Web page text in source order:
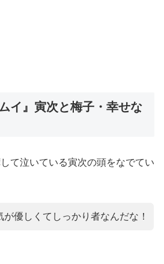
イ』寅次と梅子・幸せな
て泣いている寅次の頭をなでてい
が優しくてしっかり者なんだな！